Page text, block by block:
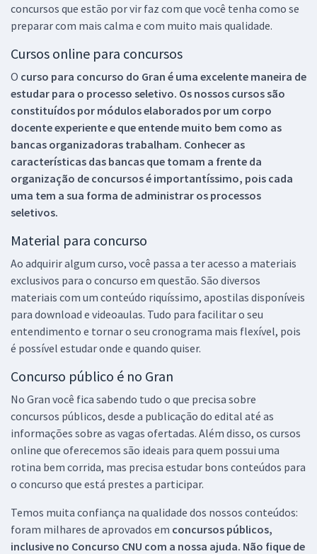
concursos que estão por vir faz com que você tenha como se
preparar com mais calma e com muito mais qualidade.
Cursos online para concursos
O curso para concurso do Gran é uma excelente maneira de
estudar para o processo seletivo. Os nossos cursos são
constituídos por módulos elaborados por um corpo
docente experiente e que entende muito bem como as
bancas organizadoras trabalham. Conhecer as
características das bancas que tomam a frente da
organização de concursos é importantíssimo, pois cada
uma tem a sua forma de administrar os processos
seletivos.
Material para concurso
Ao adquirir algum curso, você passa a ter acesso a materiais
exclusivos para o concurso em questão. São diversos
materiais com um conteúdo riquíssimo, apostilas disponíveis
para download e videoaulas. Tudo para facilitar o seu
entendimento e tornar o seu cronograma mais flexível, pois
é possível estudar onde e quando quiser.
Concurso público é no Gran
No Gran você fica sabendo tudo o que precisa sobre
concursos públicos, desde a publicação do edital até as
informações sobre as vagas ofertadas. Além disso, os cursos
online que oferecemos são ideais para quem possui uma
rotina bem corrida, mas precisa estudar bons conteúdos para
o concurso que está prestes a participar.
Temos muita confiança na qualidade dos nossos conteúdos:
foram milhares de aprovados em concursos públicos,
inclusive no Concurso CNU com a nossa ajuda. Não fique de